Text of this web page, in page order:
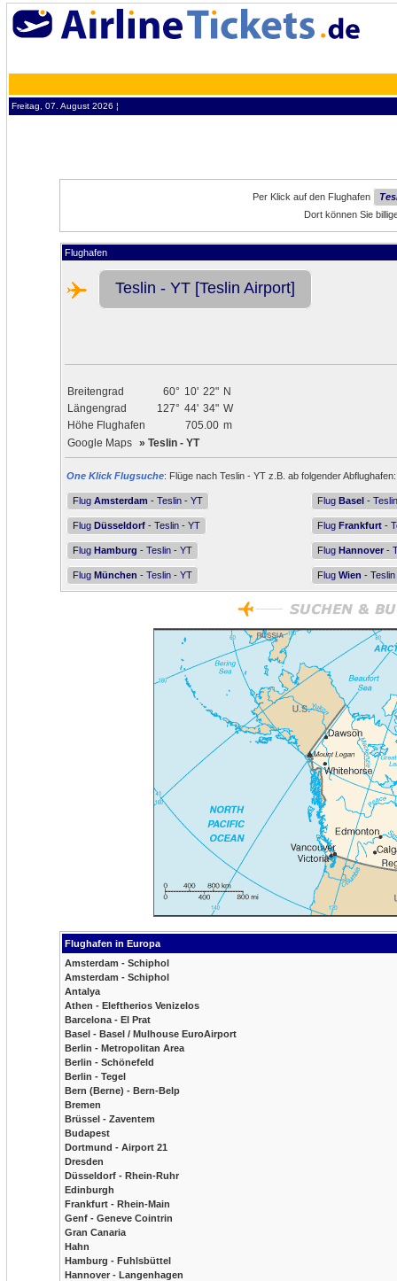
Freitag, 07. August 2026 ¦
Per Klick auf den Flughafen
Dort können Sie
Flughafen
Teslin - YT [Teslin Airport]
Breitengrad 60° 10' 22" N
Längengrad
127° 44' 34" W
Höhe Flughafen
705.00 m
Google Maps » Teslin - YT
One Klick Flugsuche: Flüge nach Teslin - YT z.B. ab folgender Abflughafen:
Flug Amsterdam - Teslin - YT Flug Basel -
Flug Düsseldorf - Teslin - YT Flug Frankfurt -
Flug Hamburg - Teslin - YT Flug Hannover -
Flug München - Teslin - YT Flug Wien -
Flughafen in Europa
Amsterdam - Schiphol
Amsterdam - Schiphol
Antalya
Athen - Eleftherios Venizelos
Barcelona - El Prat
Basel - Basel / Mulhouse EuroAirport
Berlin - Metropolitan Area
Berlin - Schönefeld
Berlin - Tegel
Bern (Berne) - Bern-Belp
Bremen
Brüssel - Zaventem
Budapest
Dortmund - Airport 21
Dresden
Düsseldorf - Rhein-Ruhr
Edinburgh
Frankfurt - Rhein-Main
Genf - Geneve Cointrin
Gran Canaria
Hahn
Hamburg - Fuhlsbüttel
Hannover - Langenhagen